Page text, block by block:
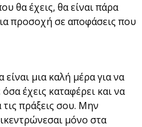
θα έχεις, θα είναι πάρα
προσοχή σε αποφάσεις που
μια καλή μέρα για να
έχεις καταφέρει και να
πράξεις σου. Μην
μόνο στα